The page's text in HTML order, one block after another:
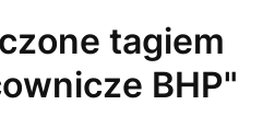
tagiem
BHP"